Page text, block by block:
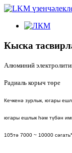
Кыска
Алюминий
Радиаль корыч төре
Кечкенә зурлык, югары
югары ешлык һәм түбән
105тә 7000 ~ 10000 сәгать